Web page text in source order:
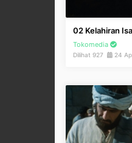
02 Kelahiran
Tokomedia
Dilihat 927 24